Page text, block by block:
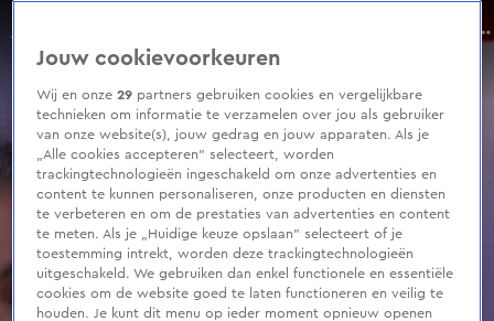
Bevrijdingsdag rustig verlopen, zoals het hoort
Aflevering 89, Seizoen 2026
of
seconds
Jouw cookievoorkeuren
Wij en onze29 partners gebruiken cookies en vergelijkbare
technieken om informatie te verzamelen over jou als gebruiker
van onze website(s), jouw gedrag en jouw apparaten. Als je
„Alle cookies accepteren” selecteert, worden
trackingtechnologieën ingeschakeld om onze advertenties en
content te kunnen personaliseren, onze producten en diensten
te verbeteren en om de prestaties van advertenties en content
te meten. Als je „Huidige keuze opslaan” selecteert of je
toestemming intrekt, worden deze trackingtechnologieën
uitgeschakeld. We gebruiken dan enkel functionele en essentiële
cookies om de website goed te laten functioneren en veilig te
houden. Je kunt dit menu op ieder moment opnieuw openen